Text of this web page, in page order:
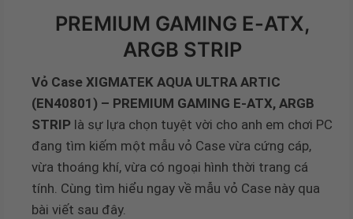
PREMIUM GAMING E-ATX,
ARGB STRIP
Vỏ Case XIGMATEK AQUA ULTRA ARTIC
(EN40801) – PREMIUM GAMING E-ATX, ARGB
STRIP là sự lựa chọn tuyệt vời cho anh em chơi PC
đang tìm kiếm một mẫu vỏ Case vừa cứng cáp,
vừa thoáng khí, vừa có ngoại hình thời trang cá
tính. Cùng tìm hiểu ngay về mẫu vỏ Case này qua
bài viết sau đây.